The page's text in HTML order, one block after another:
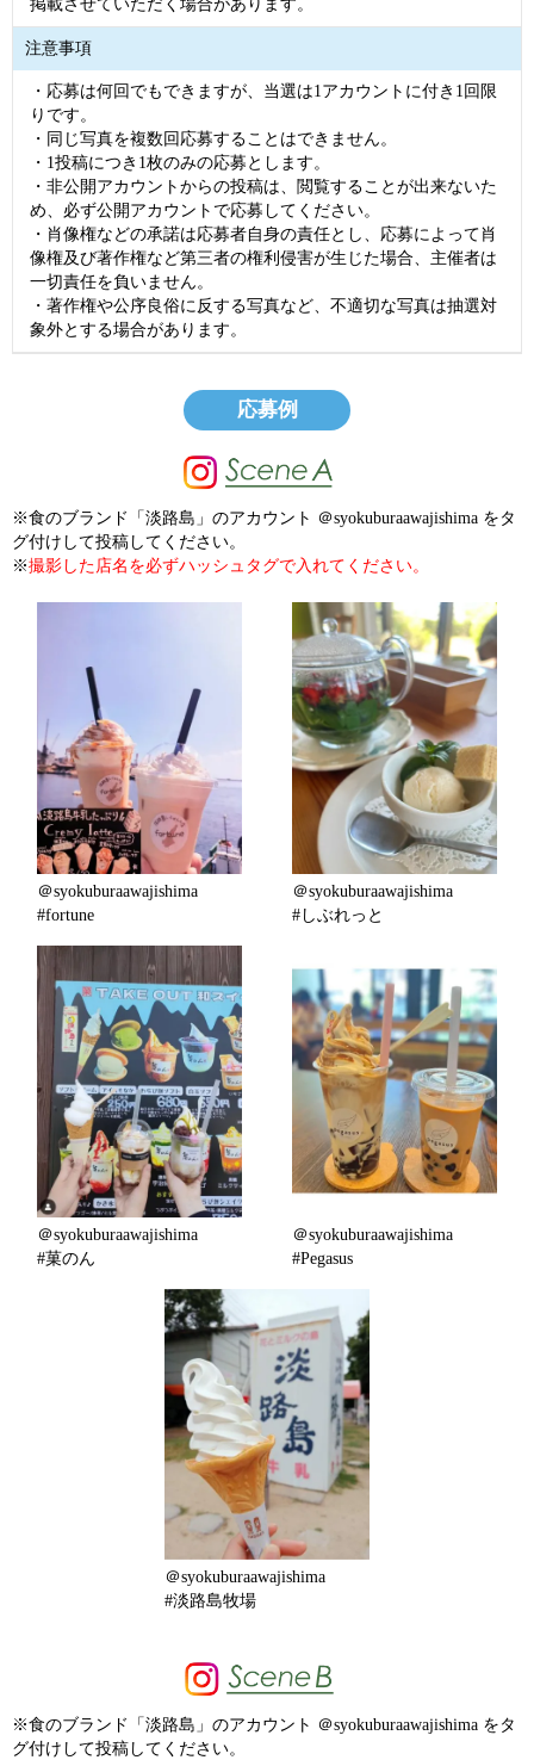
掲載させていただく場合があります。
注意事項
・応募は何回でもできますが、当選は1アカウントに付き1回限
りです。
・同じ写真を複数回応募することはできません。
・1投稿につき1枚のみの応募とします。
・非公開アカウントからの投稿は、閲覧することが出来ないた
め、必ず公開アカウントで応募してください。
・肖像権などの承諾は応募者自身の責任とし、応募によって肖
像権及び著作権など第三者の権利侵害が生じた場合、主催者は
一切責任を負いません。
・著作権や公序良俗に反する写真など、不適切な写真は抽選対
象外とする場合があります。
応募例
※食のブランド「淡路島」のアカウント ＠syokuburaawajishima をタ
グ付けして投稿してください。
※撮影した店名を必ずハッシュタグで入れてください。
＠syokuburaawajishima
#fortune
＠syokuburaawajishima
#しぶれっと
＠syokuburaawajishima
#菓のん
＠syokuburaawajishima
#Pegasus
＠syokuburaawajishima
#淡路島牧場
※食のブランド「淡路島」のアカウント ＠syokuburaawajishima をタ
グ付けして投稿してください。